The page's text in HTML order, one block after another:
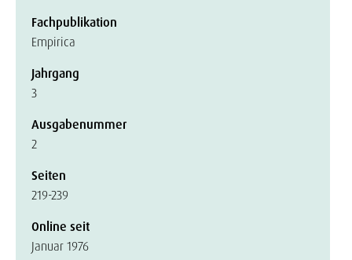
Fachpublikation
Empirica
Jahrgang
3
Ausgabenummer
2
Seiten
219-239
Online seit
Januar 1976